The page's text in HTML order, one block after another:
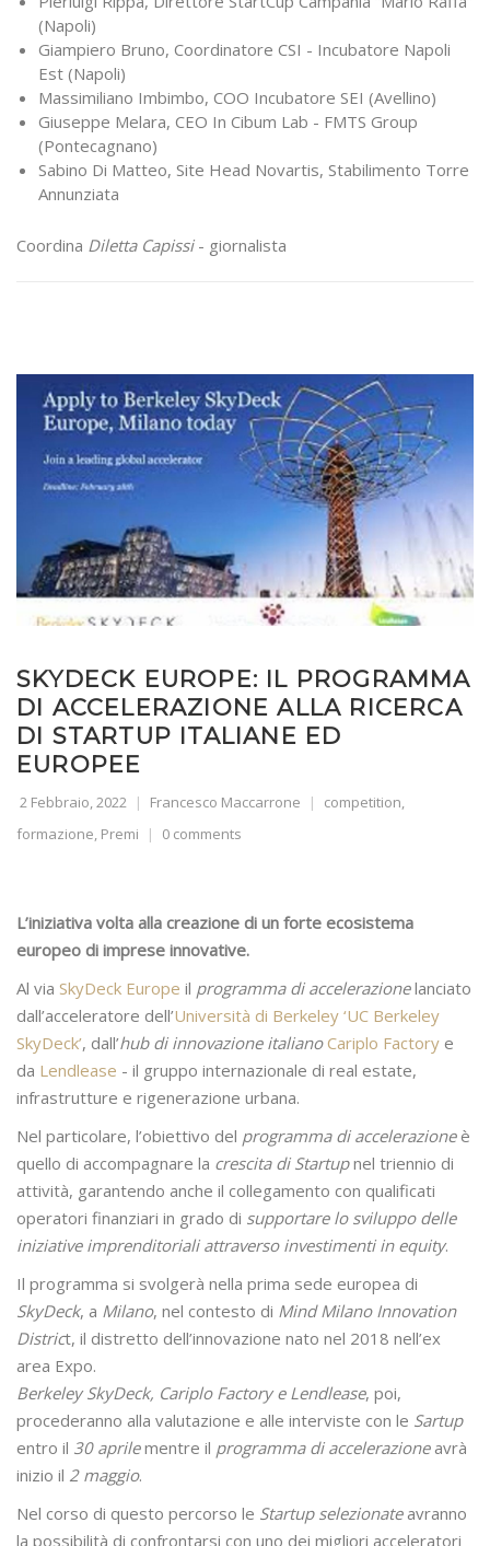
(Napoli)
Giampiero Bruno, Coordinatore CSI - Incubatore Napoli
Est (Napoli)
Massimiliano Imbimbo, COO Incubatore SEI (Avellino)
Giuseppe Melara, CEO In Cibum Lab - FMTS Group
(Pontecagnano)
Sabino Di Matteo, Site Head Novartis, Stabilimento Torre
Annunziata
Coordina Diletta Capissi- giornalista
SKYDECK EUROPE: IL PROGRAMMA
DI ACCELERAZIONE ALLA RICERCA
DI STARTUP ITALIANE ED
EUROPEE
2 Febbraio, 2022 Francesco Maccarrone competition,
formazione, Premi 0 comments
L’iniziativa volta alla creazione di un forte ecosistema
europeo di imprese innovative.
Al via SkyDeck Europe il programma di accelerazionelanciato
dall’acceleratore dell’Università di Berkeley ‘UC Berkeley
SkyDeck’, dall’hub di innovazione italiano Cariplo Factory e
da Lendlease - il gruppo internazionale di real estate,
infrastrutture e rigenerazione urbana.
Nel particolare, l’obiettivo del programma di accelerazioneè
quello di accompagnare la crescita di Startupnel triennio di
attività, garantendo anche il collegamento con qualificati
operatori finanziari in grado di supportare lo sviluppo delle
iniziative imprenditoriali attraverso investimenti in equity.
Il programma si svolgerà nella prima sede europea di
SkyDeck, a Milano, nel contesto di Mind Milano Innovation
District, il distretto dell’innovazione nato nel 2018 nell’ex
area Expo.
Berkeley SkyDeck, Cariplo Factory e Lendlease, poi,
procederanno alla valutazione e alle interviste con le Sartup
entro il 30 aprilementre il programma di accelerazioneavrà
inizio il 2 maggio.
Nel corso di questo percorso le Startup selezionateavranno
la possibilità di confrontarsi con uno dei migliori acceleratori